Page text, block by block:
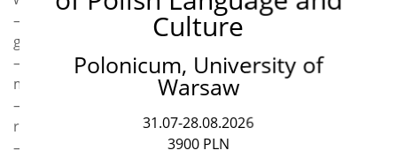
– różnice międzykulturowe w procesie
glottodydaktycznym,
– funkcjonowanie polonistyk i studiów polskich w
makroregionie Azji i Pacyfiku,
– historia nauczania języka polskiego jako obcego w
regionie,
– losy absolwentów polonistyk azjatyckich.
Culture
Polonicum, University of
Warsaw
31.07-28.08.2026
3900 PLN